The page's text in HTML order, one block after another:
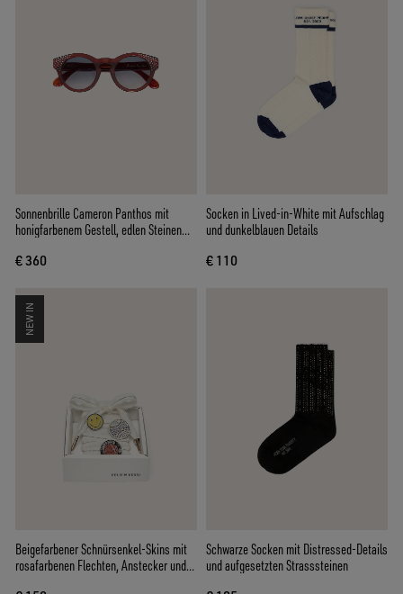
Sonnenbrille Cameron Panthos mit
honigfarbenem Gestell, edlen Steinen
€ 360
Socken in Lived-in-White mit Aufschlag
und dunkelblauen Details
€ 110
NEW IN
Beigefarbener Schnürsenkel-Skins mit
rosafarbenen Flechten, Anstecker und
Schwarze Socken mit Distressed-Details
und aufgesetzten Strasssteinen